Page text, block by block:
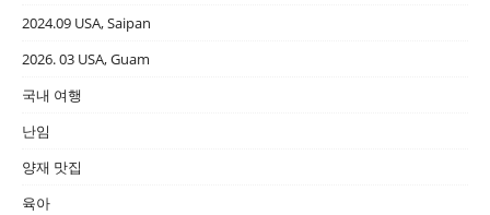
2024.09 USA, Saipan
2026. 03 USA, Guam
국내 여행
난임
양재 맛집
육아